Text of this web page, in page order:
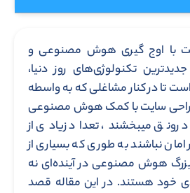
با اوج گیری هوش مصنوعی و
تکنولوژی‌های روز دنیا،
تا در کنار مشاغلی که به واسطه
سایت با کمک هوش مصنوعی
میبخشند، تعداد زیادی از
نباشند به طوری که بسیاری از
بزرگ هوش مصنوعی در آینده‌‌ای نه
خود هستند. در این مقاله قصد